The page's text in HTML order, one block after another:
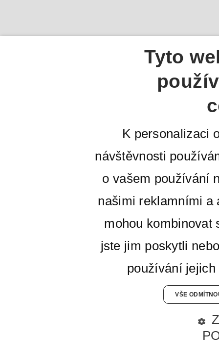
Tyto
K personalizaci
návštěvnosti
o vašem používání
našimi reklamními a
mohou kombinovat
jste jim poskytli
používání
VŠE